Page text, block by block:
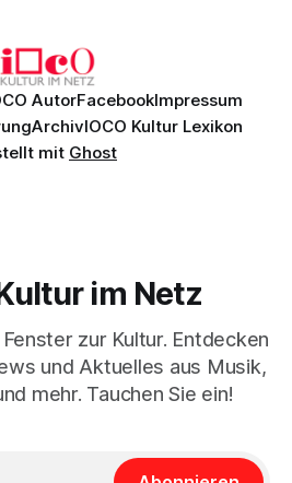
AutorFacebookImpressum
ArchivIOCO Kultur Lexikon
mit Ghost
im Netz
zur Kultur. Entdecken
und Aktuelles aus Musik,
mehr. Tauchen Sie ein!